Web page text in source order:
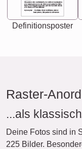
Synonyms: Soulmate, closet confidante, sister at
heart person, life partner in adventure.
The person who understands you without explanation
you accepts just as you are. She's your partner in life's,
chaos your biggest supporter, and the one with whom
you share your best memories.
Definitionsposter
Raster-
...als
Deine Fotos sind in
225 Bilder.